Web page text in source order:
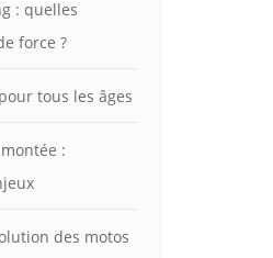
: quelles
force ?
tous les âges
:
des motos